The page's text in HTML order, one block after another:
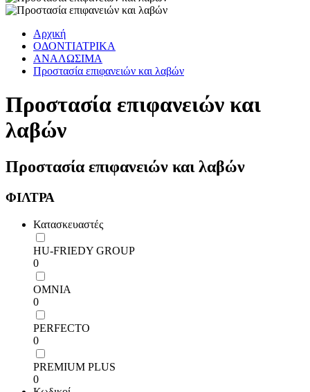
Αρχική
ΟΔΟΝΤΙΑΤΡΙΚΑ
ΑΝΑΛΩΣΙΜΑ
Προστασία επιφανειών και λαβών
Προστασία επιφανειών και
λαβών
Προστασία επιφανειών και λαβών
ΦΙΛΤΡΑ
Κατασκευαστές
HU-FRIEDY GROUP
0
OMNIA
0
PERFECTO
0
PREMIUM PLUS
0